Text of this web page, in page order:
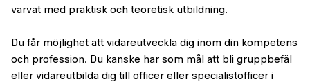
varvat med praktisk och teoretisk utbildning.
Du får möjlighet att vidareutveckla dig inom din kompetens
och profession. Du kanske har som mål att bli gruppbefäl
eller vidareutbilda dig till officer eller specialistofficer i